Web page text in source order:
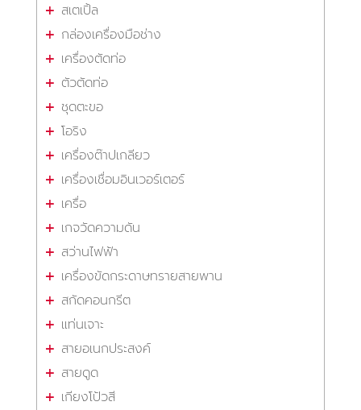
สเตเปิ้ล
กล่องเครื่องมือช่าง
เครื่องตัดท่อ
ตัวตัดท่อ
ชุดตะขอ
โอริง
เครื่องต๊าปเกลียว
เครื่องเชื่อมอินเวอร์เตอร์
เครื่อ
เกจวัดความดัน
สว่านไฟฟ้า
เครื่องขัดกระดาษทรายสายพาน
สกัดคอนกรีต
แท่นเจาะ
สายอเนกประสงค์
สายดูด
เกียงโป้วสี